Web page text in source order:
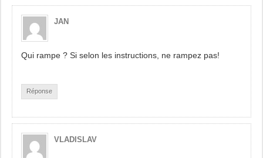
JAN
Qui rampe ? Si selon les instructions, ne rampez pas!
Réponse
VLADISLAV